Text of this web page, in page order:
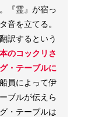
『霊』が宿っ
音を立てる。
訳するという
のコックリさ
・テーブルに
員によって伊
ブルが伝えら
・テーブルは